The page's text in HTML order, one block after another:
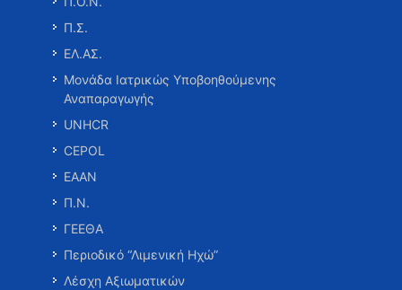
Π.Σ.
ΕΛ.ΑΣ.
Μονάδα Ιατρικώς Υποβοηθούμενης
Αναπαραγωγής
UNHCR
CEPOL
ΕΑΑΝ
Π.Ν.
ΓΕΕΘΑ
Περιοδικό “Λιμενική Ηχώ”
Λέσχη Αξιωματικών